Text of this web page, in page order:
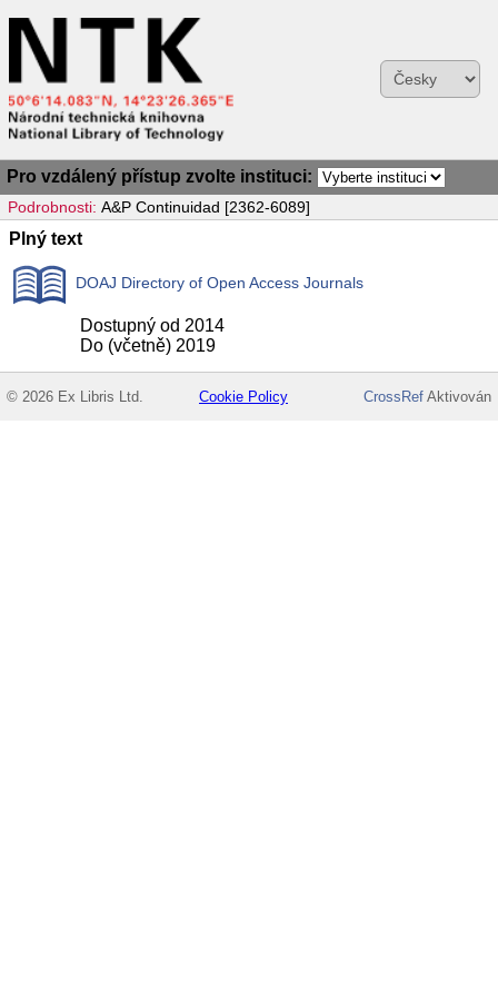
Pro vzdálený přístup zvolte instituci:
Podrobnosti: A&P Continuidad [2362-6089]
Plný text
DOAJ Directory of Open Access Journals
Dostupný od 2014
Do (včetně) 2019
© 2026 Ex Libris Ltd. Cookie Policy CrossRefAktivován